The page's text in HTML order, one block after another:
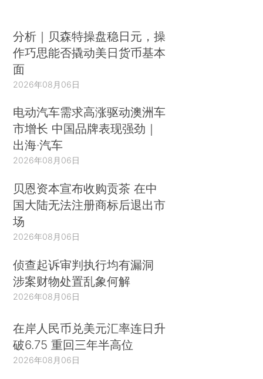
分析｜贝森特操盘稳日元，操
作巧思能否撬动美日货币基本
面
2026年08月06日
电动汽车需求高涨驱动澳洲车
市增长 中国品牌表现强劲｜
出海·汽车
2026年08月06日
贝恩资本宣布收购贡茶 在中
国大陆无法注册商标后退出市
场
2026年08月06日
侦查起诉审判执行均有漏洞
涉案财物处置乱象何解
2026年08月06日
在岸人民币兑美元汇率连日升
破6.75 重回三年半高位
2026年08月06日